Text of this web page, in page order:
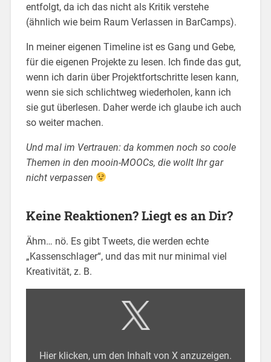
entfolgt, da ich das nicht als Kritik verstehe
(ähnlich wie beim Raum Verlassen in BarCamps).
In meiner eigenen Timeline ist es Gang und Gebe,
für die eigenen Projekte zu lesen. Ich finde das gut,
wenn ich darin über Projektfortschritte lesen kann,
wenn sie sich schlichtweg wiederholen, kann ich
sie gut überlesen. Daher werde ich glaube ich auch
so weiter machen.
Und mal im Vertrauen: da kommen noch so coole
Themen in den mooin-MOOCs, die wollt Ihr gar
nicht verpassen
Keine Reaktionen? Liegt es an Dir?
Ähm… nö. Es gibt Tweets, die werden echte
„Kassenschlager“, und das mit nur minimal viel
Kreativität, z. B.
Hier klicken, um den Inhalt von X anzuzeigen.